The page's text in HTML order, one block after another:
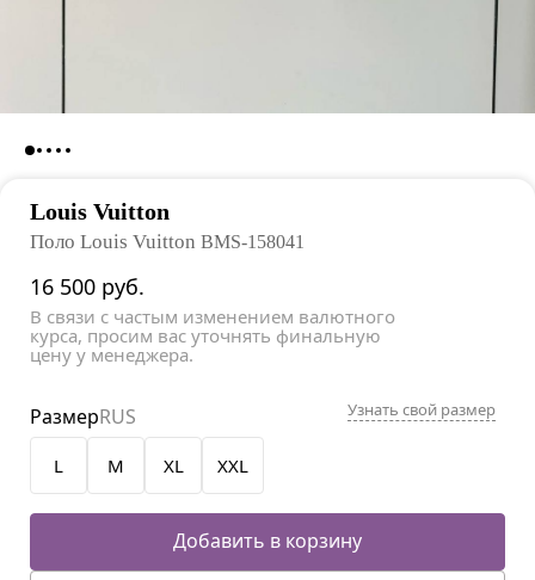
Louis Vuitton
Поло Louis Vuitton BMS-158041
16 500 руб.
В связи с частым изменением валютного
курса, просим вас уточнять финальную
цену у менеджера.
L M XL XXL
РазмерRUS Узнать свой размер
Добавить в корзину